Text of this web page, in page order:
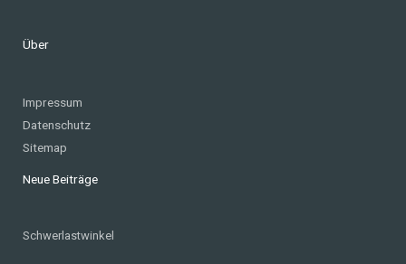
Über
Impressum
Datenschutz
Sitemap
Neue Beiträge
Schwerlastwinkel